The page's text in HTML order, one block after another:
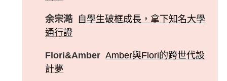
余宗澔
自學生破框成長，拿下知名大學
通行證
Flori&Amber Amber與Flori的跨世代設
計夢